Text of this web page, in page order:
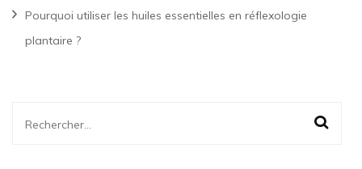
Pourquoi utiliser les huiles essentielles en réflexologie
plantaire ?
Rechercher :